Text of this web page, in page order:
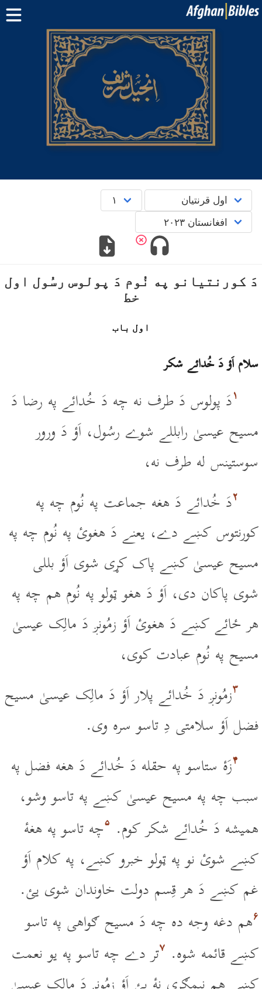
صفحه اصلی
کتاب مقدس دری کتاب مقدس پشتو
بیشتر: بلوچی · هزارگی ترکمنی
اپلیکیشن‌های موبایل
English
دَ کورنتيانو په نُوم دَ پولوس رسُول اول
خط
اول باب
سلام اَؤ دَ خُدائے شکر
۱دَ پولوس دَ طرف نه چه دَ خُدائے په رضا دَ
مسيح عيسىٰ رابللے شوے رسُول، اَؤ دَ ورور
سوستينس له طرف نه،
۲دَ خُدائے دَ هغه جماعت په نُوم چه په
کورنتوس کښے دے، يعنے دَ هغوئ په نُوم چه په
مسيح عيسىٰ کښے پاک کړى شوى اَؤ بللى
شوى پاکان دى، اَؤ دَ هغو ټولو په نُوم هم چه په
هر ځائے کښے دَ هغوئ اَؤ زمُونږ دَ مالِک عيسىٰ
مسيح په نُوم عبادت کوى،
۳زمُونږ دَ خُدائے پلار اَؤ دَ مالِک عيسىٰ مسيح
فضل اَؤ سلامتى دِ تاسو سره وى.
۴زَۀ ستاسو په حقله دَ خُدائے دَ هغه فضل په
سبب چه په مسيح عيسىٰ کښے په تاسو وشو،
هميشه دَ خُدائے شکر کوم. ۵چه تاسو په هغۀ
کښے شوئ نو په ټولو خبرو کښے، په کلام اَؤ
غم کښے دَ هر قِسم دولت خاوندان شوى يئ.
۶هم دغه وجه ده چه دَ مسيح ګواهى په تاسو
کښے قائمه شوه. ۷تر دے چه تاسو په يو نعمت